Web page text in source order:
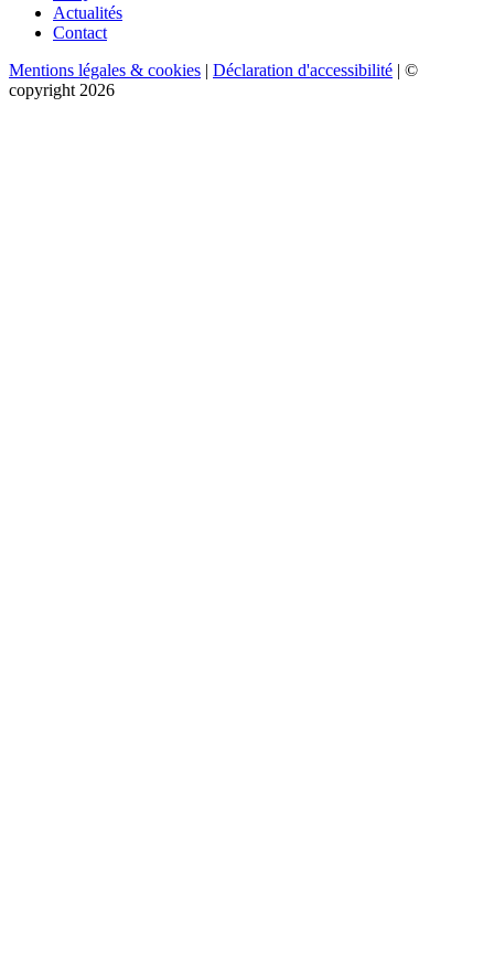
Actualités
Contact
Mentions légales & cookies | Déclaration d'accessibilité | ©
copyright 2026